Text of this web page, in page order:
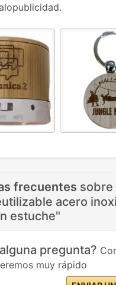
frecuentes sobre
acero
estuche"
pregunta?
muy rápido